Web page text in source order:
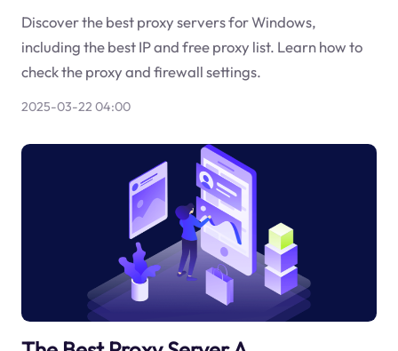
Discover the best proxy servers for Windows,
including the best IP and free proxy list. Learn how to
check the proxy and firewall settings.
2025-03-22 04:00